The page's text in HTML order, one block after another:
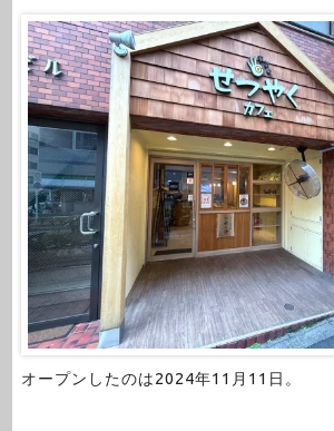
オープンしたのは2024年11月11日。